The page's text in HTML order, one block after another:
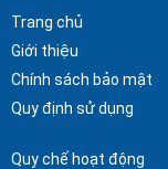
Trang chủ
Giới thiệu
Chính sách bảo mật
Quy định sử dụng
Quy chế hoạt động